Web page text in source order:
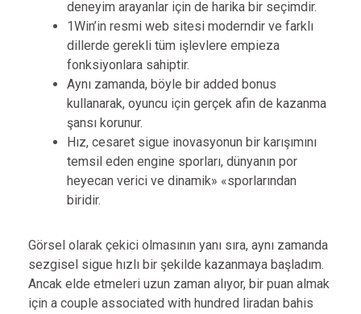
deneyim arayanlar için de harika bir seçimdir.
1Win’in resmi web sitesi moderndir ve farklı
dillerde gerekli tüm işlevlere empieza
fonksiyonlara sahiptir.
Aynı zamanda, böyle bir added bonus
kullanarak, oyuncu için gerçek afin de kazanma
şansı korunur.
Hız, cesaret sigue inovasyonun bir karışımını
temsil eden engine sporları, dünyanın por
heyecan verici ve dinamik» «sporlarından
biridir.
Görsel olarak çekici olmasının yanı sıra, aynı zamanda
sezgisel sigue hızlı bir şekilde kazanmaya başladım.
Ancak elde etmeleri uzun zaman alıyor, bir puan almak
için a couple associated with hundred liradan bahis